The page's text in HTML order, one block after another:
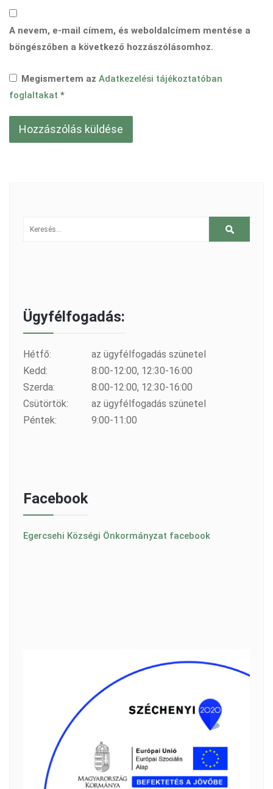
A nevem, e-mail címem, és weboldalcímem mentése a
böngészőben a következő hozzászólásomhoz.
Megismertem az Adatkezelési tájékoztatóban
foglaltakat *
Ügyfélfogadás:
Hétfő:
az ügyfélfogadás szünetel
Kedd:
8:00-12:00, 12:30-16:00
Szerda:
8:00-12:00, 12:30-16:00
Csütörtök:
az ügyfélfogadás szünetel
Péntek:
9:00-11:00
Facebook
Egercsehi Községi Önkormányzat facebook